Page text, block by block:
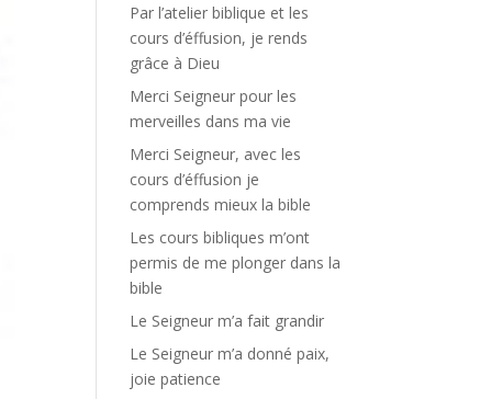
Par l’atelier biblique et les
cours d’éffusion, je rends
grâce à Dieu
Merci Seigneur pour les
merveilles dans ma vie
Merci Seigneur, avec les
cours d’éffusion je
comprends mieux la bible
Les cours bibliques m’ont
permis de me plonger dans la
bible
Le Seigneur m’a fait grandir
Le Seigneur m’a donné paix,
joie patience